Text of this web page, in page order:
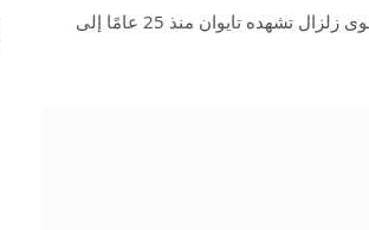
ارتفع عدد الأشخاص الذين تأكدت إصابتهم في أقوى زلزال تشهده تايوان منذ 25 عامًا إلى